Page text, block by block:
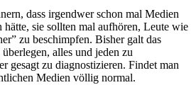
dass irgendwer schon mal Medien
hätte, sie sollten mal aufhören, Leute wie
zu beschimpfen. Bisher galt das
alles und jeden zu
gesagt zu diagnostizieren. Findet man
Medien völlig normal.